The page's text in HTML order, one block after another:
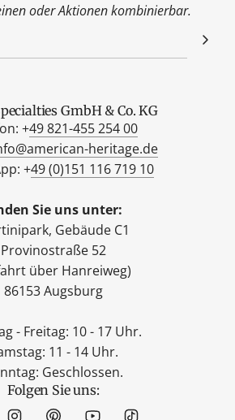
oder Aktionen kombinierbar.
GmbH & Co. KG
+49 821-455 254 00
heritage.de
+49 (0)151 116 719 10
Sie uns unter:
Gebäude C1
Provinostraße 52
über Hanreiweg)
86153 Augsburg
- Freitag: 10 - 17 Uhr.
11 - 14 Uhr.
Geschlossen.
Folgen Sie uns: